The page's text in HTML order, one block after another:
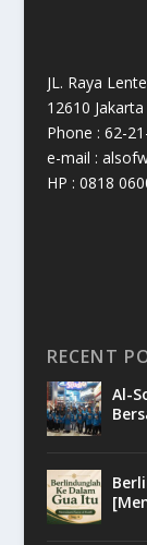
JL. Raya
12610
Phone : 62-
e-mail :
HP : 0818
RECENT
Al-